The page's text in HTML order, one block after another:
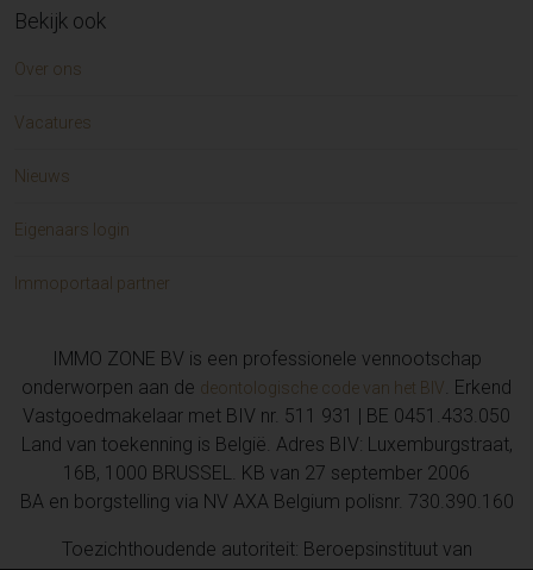
Bekijk ook
Over ons
Vacatures
Nieuws
Eigenaars login
Immoportaal partner
IMMO ZONE BV is een professionele vennootschap
onderworpen aan de deontologische code van het BIV. Erkend
Vastgoedmakelaar met BIV nr. 511 931 | BE 0451.433.050
Land van toekenning is België. Adres BIV: Luxemburgstraat,
16B, 1000 BRUSSEL. KB van 27 september 2006
BA en borgstelling via NV AXA Belgium polisnr. 730.390.160
Toezichthoudende autoriteit: Beroepsinstituut van